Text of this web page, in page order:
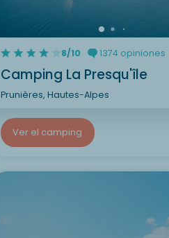
8/10 1374 opiniones
Camping La Presqu'île
Prunières, Hautes-Alpes
Ver el camping